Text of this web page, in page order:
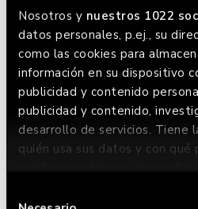
Nosotros y nuestros 1022
datos personales, p.ej., su
como las cookies para
información en su dispositivo
publicidad y contenido
publicidad y contenido,
desarrollo de servicios. Tiene
quién usa sus datos y con qué
en el Menú de consentimiento.